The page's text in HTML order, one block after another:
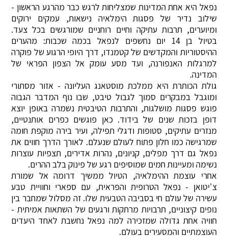
נפאל היא אחת המדינות שמצליחות לרגש כבר מהרגע הראשון -
שילוב נדיר של פסגות הימלאיה נישאות, עמקים ירוקים
ומיוערים, תרבות עתיקה וחיים רוחניים שמורגשים בכל צעד.
בטיול בן 14 יום נחשפים לנפאל בכמה שכבות: מהערים
ההיסטוריות והמקדשים של קטמנדו, דרך היופי הרגוע של פוקרה
למרגלות האנפורנה, ועד מסע עומק אל הצפון הפראי של
המדינה.
גולת הכותרת היא ממלכת מוסטאנג העליונה - אזור מסתורי
ומוגבל במבקרים סמוך לגבול טיבט, שבו נוף המדבר הגבוה
פוגש פסגות מושלגות, והתרבות הטיבטית נשמרה באופן יוצא
דופן בזכות שנים של בידוד. כאן פוגשים כפרים אותנטיים,
מנזרים עתיקים, סטופות ודגלי תפילה, ועיר בירה מוקפת חומה
שמרגישה כמו חלון פתוח לעולם שנעלם. לאורך הדרך חווים את
נפאל גם דרך מפלים, קניונים, נהרות אדירים, תצפיות עוצרות
נשימה ומעיינות חמים שמוסיפים רגע של פינוק בלב ההרים.
אחרי עוצמת ההימלאיה, הטיול ממשיך דרומה אל שמורת
צ'יטואן - נפאל הטרופית והפראית, עם ספארי וחוויית טבע
עשירה של עולם חי בסביבה הטבעית שלו. זה מסלול שמחבר בין
נופים קיצוניים, תרבויות מרתקות ורגעים של השתאות אמיתית -
חוויה אחת גדולה שמזכירה למה נפאל נחשבת לאחד היעדים
העוצמתיים והמסעירים בעולם.